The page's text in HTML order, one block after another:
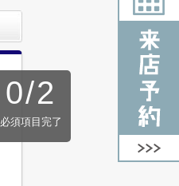
0/2
必須項目完了